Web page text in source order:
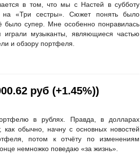
в том, что мы с Настей в субботу
на «Три сестры». Сюжет понять было
было супер. Мне особенно понравилась
музыканты, являющиеся частью
и обзору портфеля.
руб (+1.45%))
в рублях. Правда, в долларах
обычно, начну с основных новостей
потом к отчёту по изменениям
немножко поведаю «за жизнь».